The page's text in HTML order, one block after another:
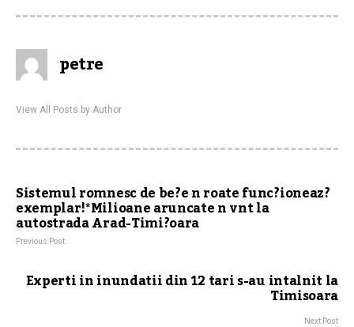
petre
View All Posts by Author
Sistemul romnesc de be?e n roate func?ioneaz?
exemplar!*Milioane aruncate n vnt la
autostrada Arad-Timi?oara
Previous Post
Experti in inundatii din 12 tari s-au intalnit la
Timisoara
Next Post